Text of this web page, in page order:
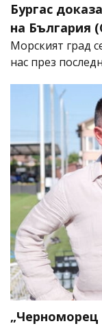
Бургас
на
Морският град
нас през
„Черноморец